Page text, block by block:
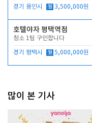
경기 용인시 월 3,500,000원
호텔야자 평택역점
청소 1팀 구인합니다
경기 평택시 월 5,000,000원
많이 본 기사